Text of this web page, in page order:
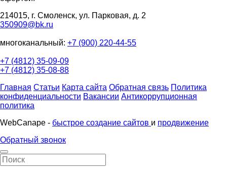
214015, г. Смоленск, ул. Парковая, д. 2
350909@bk.ru
многоканальный: +7 (900) 220-44-55
+7 (4812) 35-09-09
+7 (4812) 35-08-88
Главная Статьи Карта сайта Обратная связь Политика
конфиденциальности Вакансии Антикоррупционная
политика
WebCanape - быстрое создание сайтов и продвижение
Обратный звонок